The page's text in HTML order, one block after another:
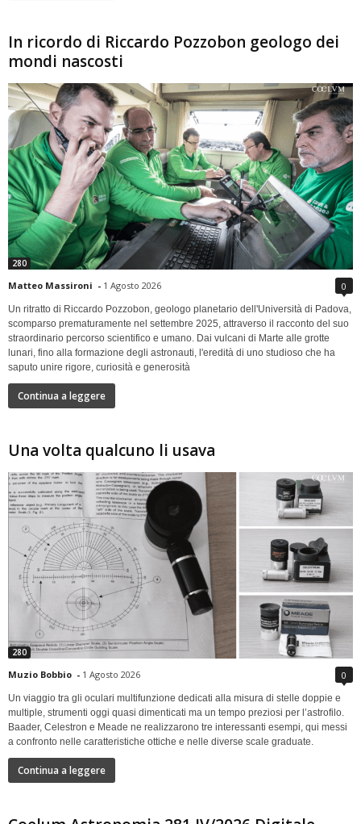
In ricordo di Riccardo Pozzobon geologo dei
mondi nascosti
280
Matteo Massironi - 1 Agosto 2026 0
Un ritratto di Riccardo Pozzobon, geologo planetario dell'Università di Padova,
scomparso prematuramente nel settembre 2025, attraverso il racconto del suo
straordinario percorso scientifico e umano. Dai vulcani di Marte alle grotte
lunari, fino alla formazione degli astronauti, l'eredità di uno studioso che ha
saputo unire rigore, curiosità e generosità
Continua a leggere
Una volta qualcuno li usava
280
Muzio Bobbio - 1 Agosto 2026 0
Un viaggio tra gli oculari multifunzione dedicati alla misura di stelle doppie e
multiple, strumenti oggi quasi dimenticati ma un tempo preziosi per l’astrofilo.
Baader, Celestron e Meade ne realizzarono tre interessanti esempi, qui messi
a confronto nelle caratteristiche ottiche e nelle diverse scale graduate.
Continua a leggere